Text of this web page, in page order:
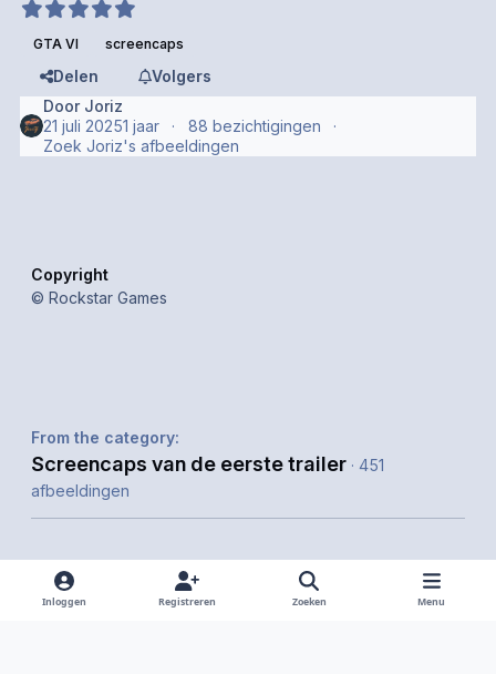
GTA VI screencaps
Delen
Volgers
Door Joriz
21 juli 20251 jaar
88 bezichtigingen
Zoek Joriz's afbeeldingen
Copyright
© Rockstar Games
From the category:
Screencaps van de eerste trailer · 451
afbeeldingen
Inloggen Registreren Zoeken Menu